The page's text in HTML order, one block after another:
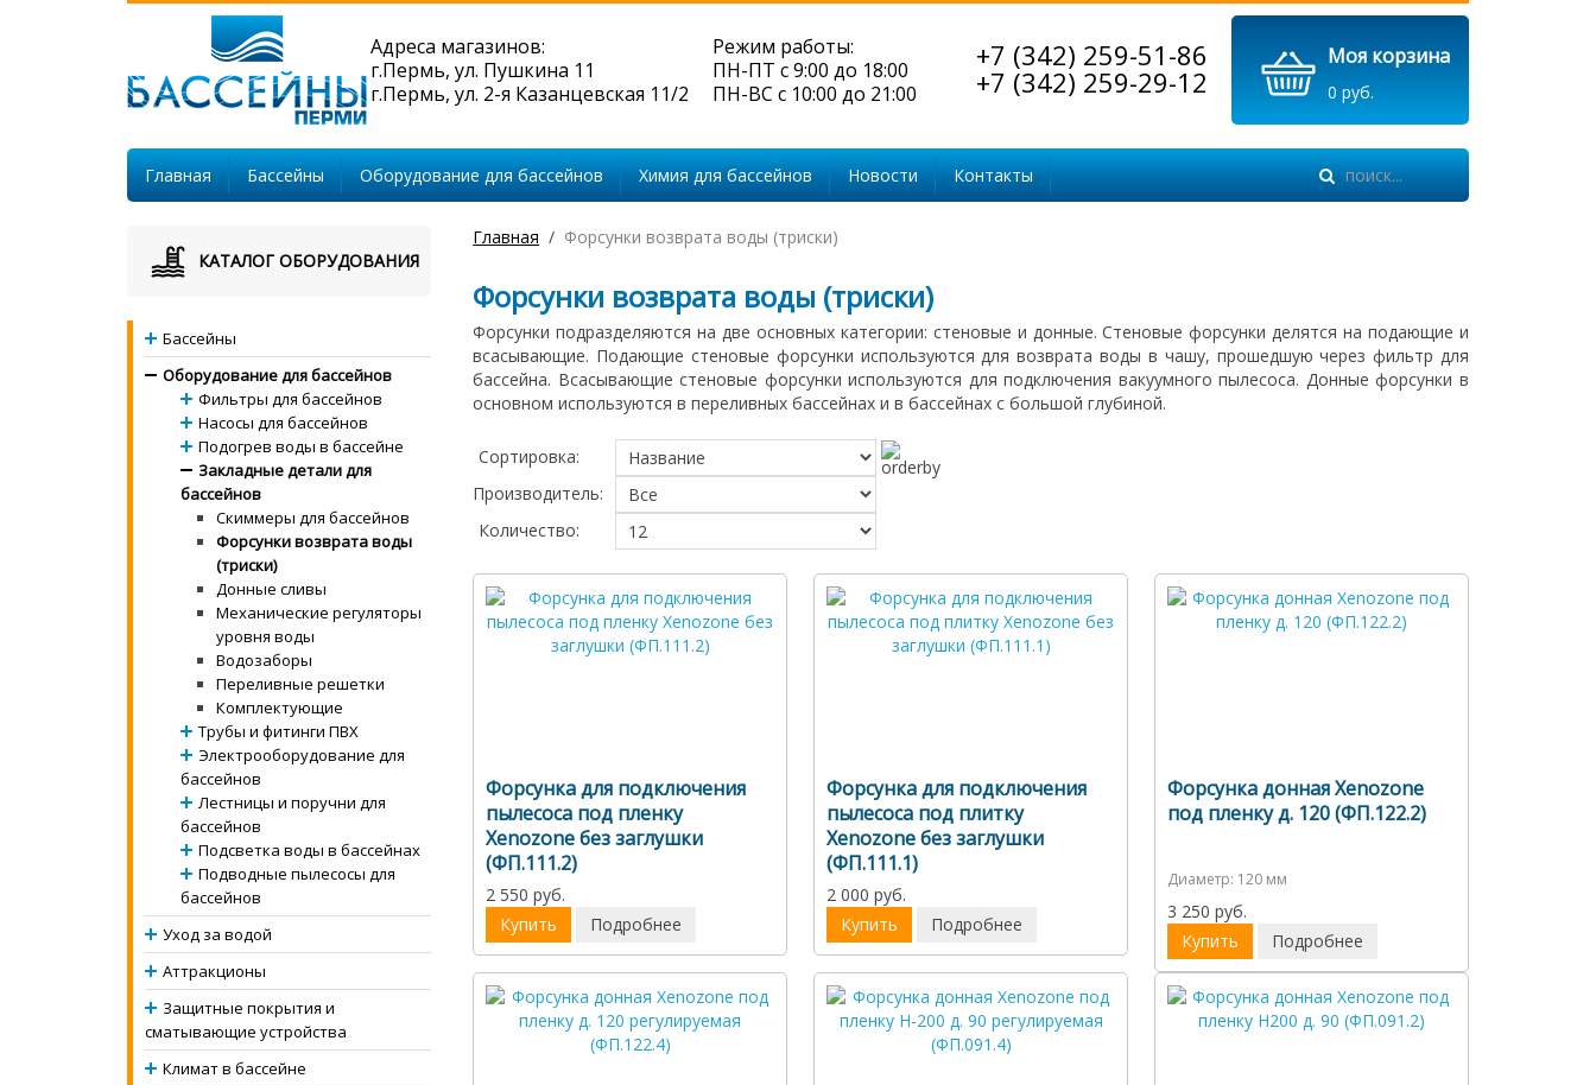
Моя корзина
0 руб.
+7 (342) 259-51-86
+7 (342) 259-29-12
Режим работы:
ПН-ПТ с 9:00 до 18:00
ПН-ВС с 10:00 до 21:00
Адреса магазинов:
г.Пермь, ул. Пушкина 11
г.Пермь, ул. 2-я Казанцевская 11/2
Главная Бассейны Оборудование для бассейнов Химия для бассейнов Новости Контакты
Главная Форсунки возврата воды (триски)
Форсунки возврата воды (триски)
Форсунки подразделяются на две основных категории: стеновые и донные. Стеновые форсунки делятся на подающие и
всасывающие. Подающие стеновые форсунки используются для возврата воды в чашу, прошедшую через фильтр для
бассейна. Всасывающие стеновые форсунки используются для подключения вакуумного пылесоса. Донные форсунки в
основном используются в переливных бассейнах и в бассейнах с большой глубиной.
Сортировка:
Производитель:
Количество:
Форсунка для подключения
пылесоса под пленку
Xenozone без заглушки
(ФП.111.2)
2 550 руб.
Купить
Подробнее
Форсунка для подключения
пылесоса под плитку
Xenozone без заглушки
(ФП.111.1)
2 000 руб.
Купить
Подробнее
Форсунка донная Xenozone
под пленку д. 120 (ФП.122.2)
Диаметр: 120 мм
3 250 руб.
Купить
Подробнее
КАТАЛОГ ОБОРУДОВАНИЯ
Бассейны
Оборудование для бассейнов
Фильтры для бассейнов
Насосы для бассейнов
Подогрев воды в бассейне
Закладные детали для
бассейнов
Скиммеры для бассейнов
Форсунки возврата воды
(триски)
Донные сливы
Механические регуляторы
уровня воды
Водозаборы
Переливные решетки
Комплектующие
Трубы и фитинги ПВХ
Электрооборудование для
бассейнов
Лестницы и поручни для
бассейнов
Подсветка воды в бассейнах
Подводные пылесосы для
бассейнов
Уход за водой
Аттракционы
Защитные покрытия и
сматывающие устройства
Климат в бассейне